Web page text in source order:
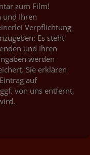
zum Film!
und Ihren
Verpflichtung
Es steht
und Ihren
werden
Sie erklären
auf
von uns entfernt,